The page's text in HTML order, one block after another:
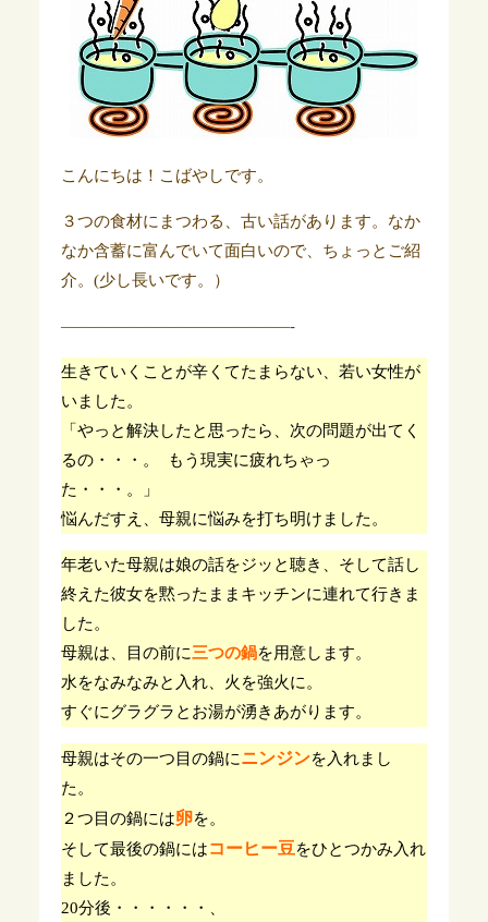
こんにちは！こばやしです。
３つの食材にまつわる、古い話があります。なか
なか含蓄に富んでいて面白いので、ちょっとご紹
介。(少し長いです。）
——————————————-
生きていくことが辛くてたまらない、若い女性が
いました。
「やっと解決したと思ったら、次の問題が出てく
るの・・・。 もう現実に疲れちゃっ
た・・・。」
悩んだすえ、母親に悩みを打ち明けました。
年老いた母親は娘の話をジッと聴き、そして話し
終えた彼女を黙ったままキッチンに連れて行きま
した。
母親は、目の前に三つの鍋を用意します。
水をなみなみと入れ、火を強火に。
すぐにグラグラとお湯が湧きあがります。
母親はその一つ目の鍋にニンジンを入れまし
た。
２つ目の鍋には卵を。
そして最後の鍋にはコーヒー豆をひとつかみ入れ
ました。
20分後・・・・・・、